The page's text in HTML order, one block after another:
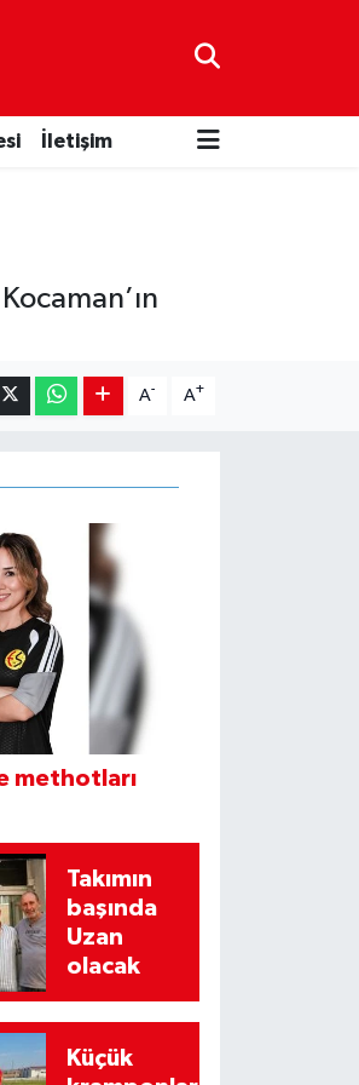
İletişim
A- A+
methotları
Takımın
başında
Uzan
olacak
Küçük